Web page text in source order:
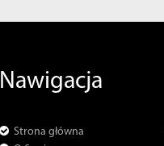
Nawigacja
Strona główna